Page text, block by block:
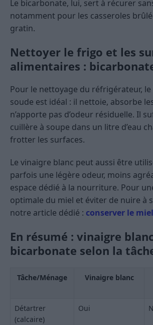
Le bicarbonate, lui, sert à récurer
notamment pour les casseroles
gratin.
Nettoyer le frigo et les
alimentaires :
Pour le nettoyage du réfrigérateur,
soude est idéal : il nettoie, absorbe
n’apporte pas d’odeur résiduelle. Il
cuillère à soupe dans un litre d’eau
frotter les surfaces.
Le vinaigre blanc peut aussi être
parfois une légère odeur, moins
espace dédié à la nourriture. Pour
optimale du miel et éviter de nuire à
notre article dédié : conserver le
En résumé : vinaigre
bicarbonate selon la
Tâche/Ménage Vinaigre blanc
Détartrer
(calcaire)
Oui